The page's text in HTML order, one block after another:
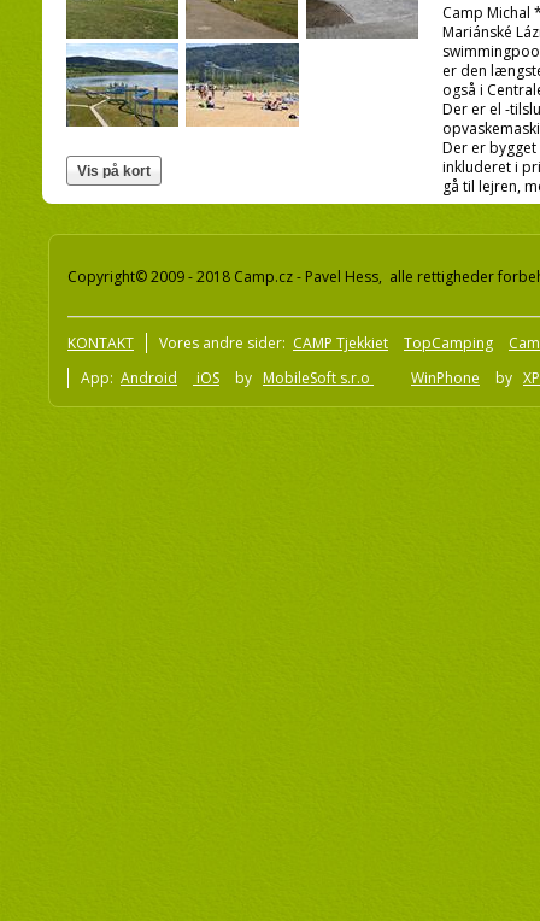
Camp Michal
Mariánské
er den
også i
Der er el -
Der er
inkluderet i
gå til lejren,
Copyright© 2009 - 2018 Camp.cz - Pavel Hess, alle rettigheder
KONTAKT Vores andre sider: CAMP Tjekkiet TopCamping
App: Android iOS by MobileSoft s.r.o WinPhone by